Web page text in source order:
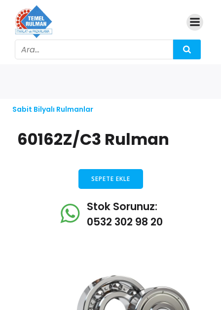
Sabit Bilyalı Rulmanlar
60162Z/C3 Rulman
SEPETE EKLE
Stok Sorunuz:
0532 302 98 20